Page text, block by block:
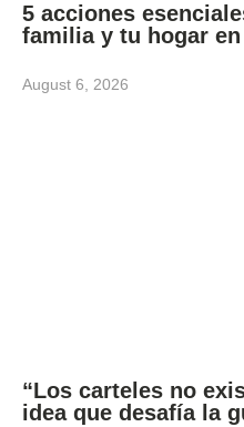
5 acciones
familia y tu hogar
August 6, 2026
“Los carteles no
idea que desafía la